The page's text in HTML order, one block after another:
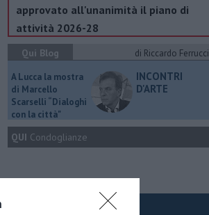
approvato all'unanimità il piano di
attività 2026-28
Qui Blog
di Riccardo Ferrucci
A Lucca la mostra
di Marcello
Scarselli “Dialoghi
con la città"
INCONTRI
D'ARTE
QUI Condoglianze